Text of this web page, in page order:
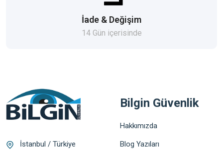
İade & Değişim
14 Gün içerisinde
İstanbul / Türkiye
Bilgin Güvenlik
Hakkımızda
Blog Yazıları